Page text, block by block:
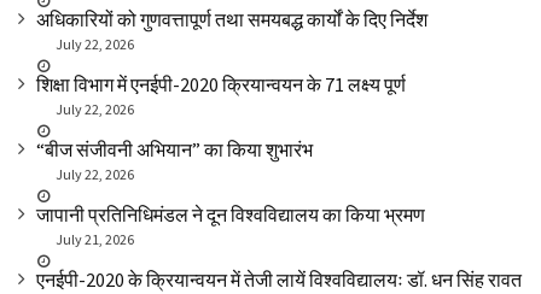
अधिकारियों को गुणवत्तापूर्ण तथा समयबद्ध कार्यों के दिए निर्देश
July 22, 2026
शिक्षा विभाग में एनईपी-2020 क्रियान्वयन के 71 लक्ष्य पूर्ण
July 22, 2026
“बीज संजीवनी अभियान” का किया शुभारंभ
July 22, 2026
जापानी प्रतिनिधिमंडल ने दून विश्वविद्यालय का किया भ्रमण
July 21, 2026
एनईपी-2020 के क्रियान्वयन में तेजी लायें विश्वविद्यालयः डॉ. धन सिंह रावत